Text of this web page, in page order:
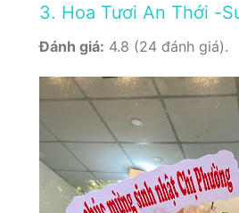
3. Hoa Tươi An Thới -
Đánh giá: 4.8 (24 đánh giá).